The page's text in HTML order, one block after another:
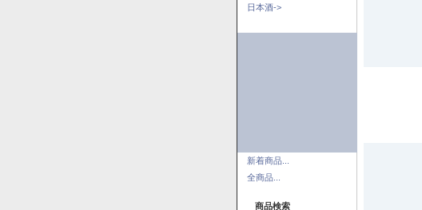
日本酒->
新着商品...
全商品...
商品検索